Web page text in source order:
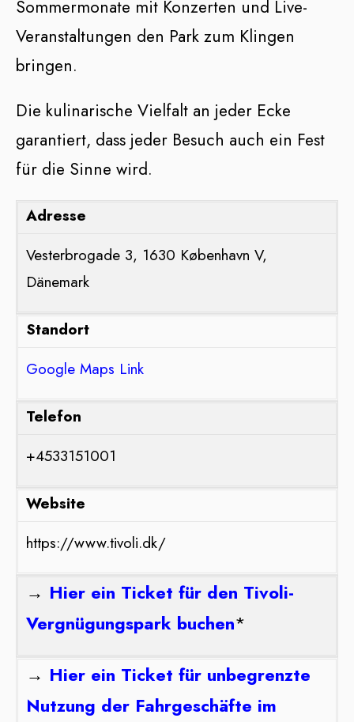
Sommermonate mit Konzerten und Live-
Veranstaltungen den Park zum Klingen
bringen.
Die kulinarische Vielfalt an jeder Ecke
garantiert, dass jeder Besuch auch ein Fest
für die Sinne wird.
Adresse
Vesterbrogade 3, 1630 København V,
Dänemark
Standort
Google Maps Link
Telefon
+4533151001
Website
https://www.tivoli.dk/
→ Hier ein Ticket für den Tivoli-
Vergnügungspark buchen*
→ Hier ein Ticket für unbegrenzte
Nutzung der Fahrgeschäfte im